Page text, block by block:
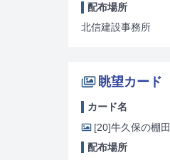
配布場所
北信建設事務所
眺望カード
カード名
[20]牛久保の棚田
配布場所